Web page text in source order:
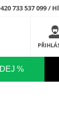
733 537 099 /
%